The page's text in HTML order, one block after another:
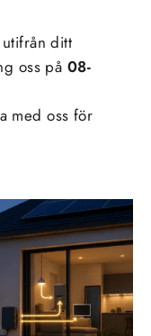
ditt
oss på 08-
med oss för